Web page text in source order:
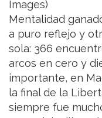
Images)
Mentalidad
a puro reflejo y
sola: 366
arcos en cero y
importante, en
la final de la
siempre fue